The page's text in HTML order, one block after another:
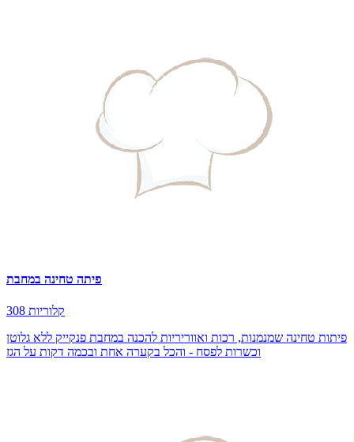
פיתה טחינה במחבת
308 קלוריות
פיתות טחינה שמנמנות, רכות ואווריריות להכנה במחבת פנקייק ללא גלוטן
וכשרות לפסח - והכל בקערה אחת ובכמה דקות על הגז